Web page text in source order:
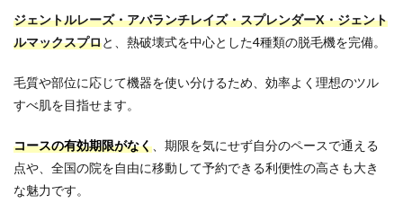
14
にあ
る
SBC
美容
クリ
ニッ
クの
ジェントルレーズ・アバランチレイズ・スプレンダーX・ジェント
ルマックスプロと、熱破壊式を中心とした4種類の脱毛機を完備。
毛質や部位に応じて機器を使い分けるため、効率よく理想のツル
すべ肌を目指せます。
コースの有効期限がなく 、期限を気にせず自分のペースで通える
点や、全国の院を自由に移動して予約できる利便性の高さも大き
な魅力です。